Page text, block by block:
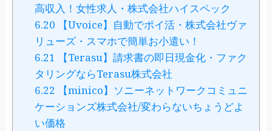
高収入！女性求人・株式会社ハイスペック
6.20 【Uvoice】自動でポイ活・株式会社ヴァ
リューズ・スマホで簡単お小遣い！
6.21 【Terasu】請求書の即日現金化・ファク
タリングならTerasu株式会社
6.22 【minico】ソニーネットワークコミュニ
ケーションズ株式会社/変わらないちょうどよ
い価格